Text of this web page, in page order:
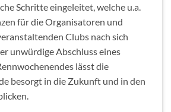
Schritte eingeleitet, welche u.a.
für die Organisatoren und
Clubs nach sich
unwürdige Abschluss eines
lässt die
besorgt in die Zukunft und in den